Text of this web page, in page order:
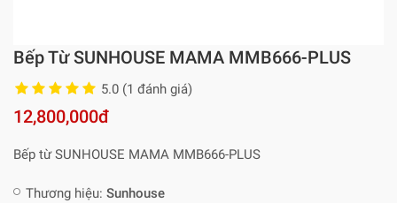
Bếp Từ SUNHOUSE MAMA MMB666-PLUS
5.0 (1 đánh giá)
12,800,000đ
Bếp từ SUNHOUSE MAMA MMB666-PLUS
Thương hiệu: Sunhouse